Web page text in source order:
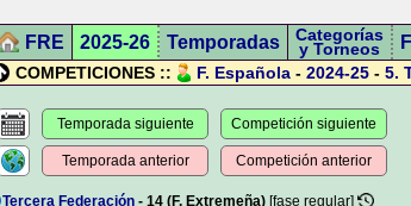
FRE 2025-26 Temporadas Categorías
y Torneos
COMPETICIONES ::
F. Española - 2024-25 - 5.
Temporada siguiente
Temporada anterior
Competición siguiente
Competición anterior
Tercera Federación - 14 (F. Extremeña) [fase regular]